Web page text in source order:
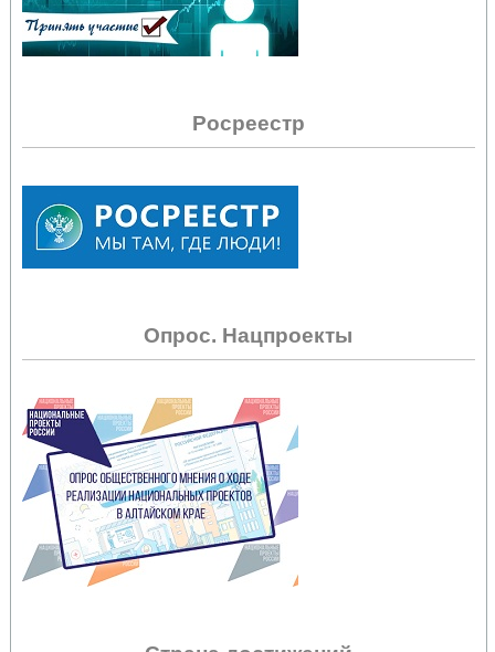
Росреестр
Опрос. Нацпроекты